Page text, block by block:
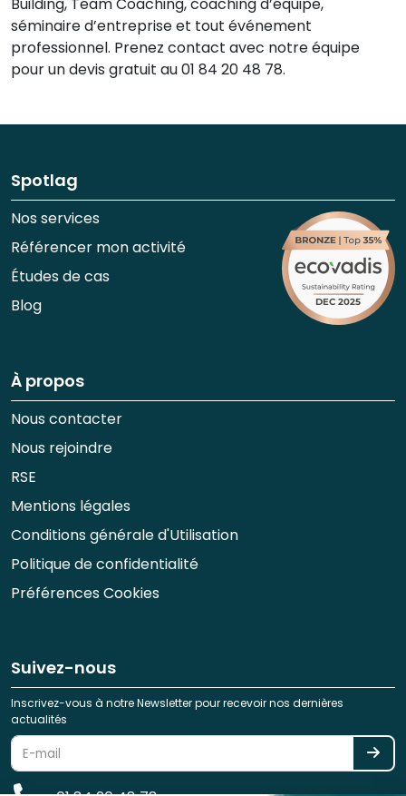
séminaire d’entreprise et tout événement
professionnel. Prenez contact avec notre équipe
pour un devis gratuit au 01 84 20 48 78.
Spotlag
Nos services
Référencer mon activité
Études de cas
Blog
À propos
Nous contacter
Nous rejoindre
RSE
Mentions légales
Conditions générale d'Utilisation
Politique de confidentialité
Préférences Cookies
Suivez-nous
Inscrivez-vous à notre Newsletter pour recevoir nos dernières
actualités